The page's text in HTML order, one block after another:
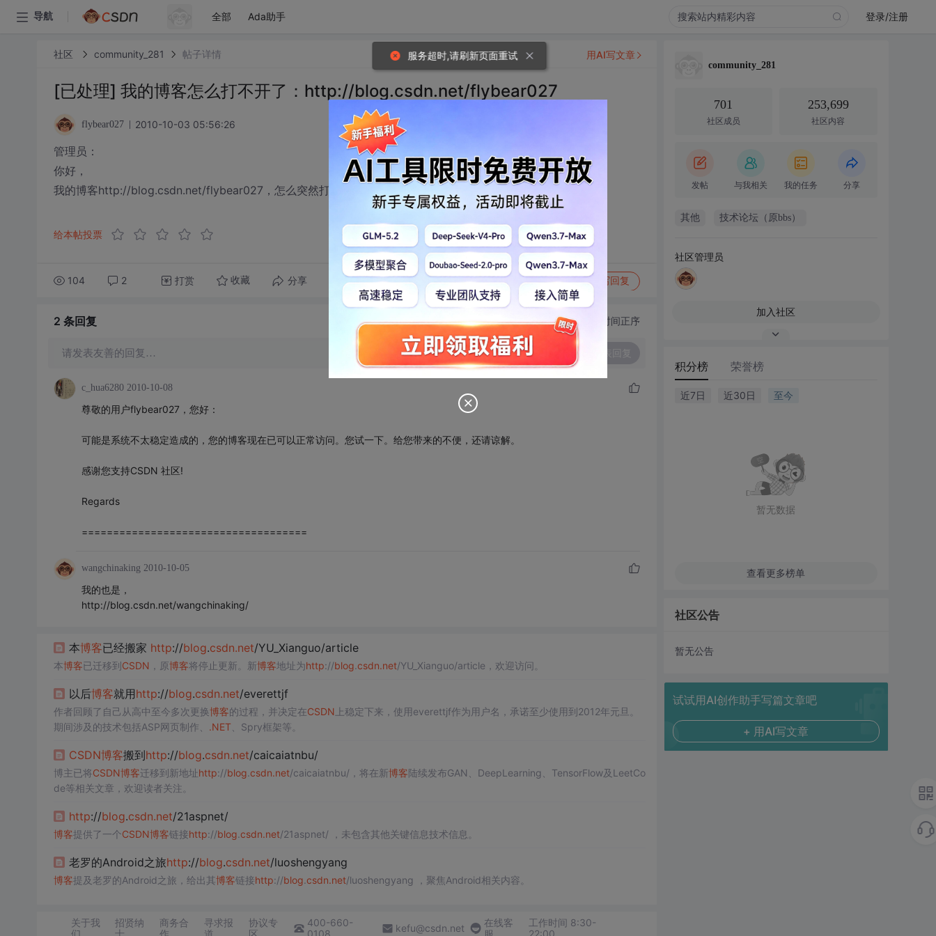
导航 全部 Ada助手 登录/注册
社区 community_281 帖子详情
[已处理] 我的博客怎么打不开了：http://blog.csdn.net/flybear027
flybear027 2010-10-03 05:56:26
管理员：
你好，
我的博客http://blog.csdn.net/flybear027，怎么突然打不开了，前几天还好好的。帮忙解决下，谢谢！
给本帖投票
104 2 打赏 收藏 分享 转发到动态 举报 写回复
用AI写文章
2 条回复 切换为时间正序
请发表友善的回复…
c_hua6280 2010-10-08
尊敬的用户flybear027，您好：
可能是系统不太稳定造成的，您的博客现在已可以正常访问。您试一下。给您带来的不便，还请谅解。
感谢您支持CSDN 社区!
Regards
====================================
wangchinaking 2010-10-05
我的也是，
http://blog.csdn.net/wangchinaking/
本博客已经搬家 http://blog.csdn.net/YU_Xianguo/article
本博客已迁移到CSDN ，原博客将停止更新。新博客地址为http://blog csdn.net/YU_Xianguo/article，欢迎访问。
以后博客就用http://blog.csdn.net/everettjf
作者回顾了自己从高中至今多次更换博客的过程，并决定在CSDN 上稳定下来，使用everettjf作为用户名，承诺至少使用到2012年元旦。
期间涉及的技术包括ASP网页制作、 .NET、Spry框架等。
CSDN博客搬到http://blog.csdn.net/caicaiatnbu/
博主已将CSDN博客迁移到新地址 http://blog csdn.net/caicaiatnbu/，将在新博客陆续发布GAN、DeepLearning、TensorFlow及LeetCo
de等相关文章，欢迎读者关注。
http://blog.csdn.net/21aspnet/
博客提供了一个CSDN博客链接http://blog csdn.net/21aspnet/ ，未包含其他关键信息技术信息。
老罗的Android之旅http://blog.csdn.net/luoshengyang
博客提及老罗的Android之旅，给出其博客链接http://blog csdn.net/luoshengyang ，聚焦Android相关内容。
关于我
们
招贤纳
士
商务合
作
寻求报
道
协议专
区
400-660-
0108
kefu@csdn.net
在线客
服
工作时间 8:30-
22:00
community_281
701
社区成员
253,699
社区内容
发帖 与我相关 我的任务 分享
其他 技术论坛（原bbs）
社区管理员
加入社区
积分榜 荣誉榜
近7日 近30日 至今
暂无数据
查看更多榜单
社区公告
暂无公告
试试用AI创作助手写篇文章吧
+ 用AI写文章
服务超时,请刷新页面重试